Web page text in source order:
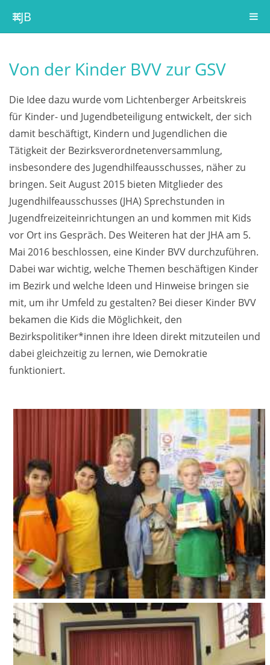
KJB
Von der Kinder BVV zur GSV
Die Idee dazu wurde vom Lichtenberger Arbeitskreis
für Kinder- und Jugendbeteiligung entwickelt, der sich
damit beschäftigt, Kindern und Jugendlichen die
Tätigkeit der Bezirksverordnetenversammlung,
insbesondere des Jugendhilfeausschusses, näher zu
bringen. Seit August 2015 bieten Mitglieder des
Jugendhilfeausschusses (JHA) Sprechstunden in
Jugendfreizeiteinrichtungen an und kommen mit Kids
vor Ort ins Gespräch. Des Weiteren hat der JHA am 5.
Mai 2016 beschlossen, eine Kinder BVV durchzuführen.
Dabei war wichtig, welche Themen beschäftigen Kinder
im Bezirk und welche Ideen und Hinweise bringen sie
mit, um ihr Umfeld zu gestalten? Bei dieser Kinder BVV
bekamen die Kids die Möglichkeit, den
Bezirkspolitiker*innen ihre Ideen direkt mitzuteilen und
dabei gleichzeitig zu lernen, wie Demokratie
funktioniert.